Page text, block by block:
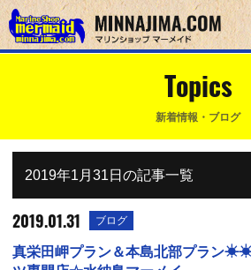
Topics
新着情報・ブログ
2019年1月31日の記事一覧
2019.01.31 ブログ
真栄田岬プラン＆本島北部プラン